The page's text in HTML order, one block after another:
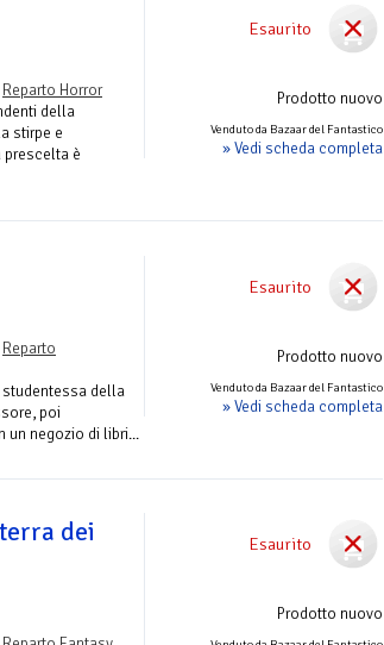
Esaurito
Prodotto nuovo
Venduto da Bazaar del Fantastico
» Vedi scheda completa
Reparto Horror
della
stirpe e
prescelta è
Esaurito
Prodotto nuovo
Venduto da Bazaar del Fantastico
» Vedi scheda completa
Reparto
della
poi
un negozio di libri...
Esaurito
Prodotto nuovo
dei